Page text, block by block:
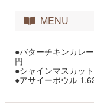
MENU
●バターチキンカレ
円
●シャインマスカッ
●アサイーボウル